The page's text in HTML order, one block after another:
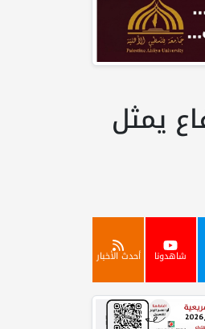
ووزير الدفاع يمثل
شاهدونا أحدث الأخبار